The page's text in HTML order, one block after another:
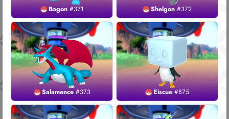
Bagon#371 Shelgon#372
Salamence#373 Eiscue#875